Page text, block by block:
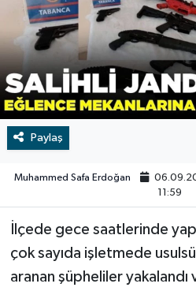
Paylaş
Muhammed Safa Erdoğan
11:59
İlçede gece saatlerinde
çok sayıda işletmede
aranan şüpheliler yakalandı
İletişim
Künye
SPOR
Vefat